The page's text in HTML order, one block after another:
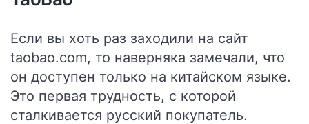
Если вы хоть раз заходили на сайт
taobao.com, то наверняка замечали, что
он доступен только на китайском языке.
Это первая трудность, с которой
сталкивается русский покупатель.